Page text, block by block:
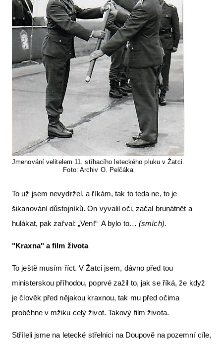
Jmenování velitelem 11. stíhacího leteckého pluku v Žatci.
Foto: Archiv O. Pelčáka
To už jsem nevydržel, a říkám, tak to teda ne, to je
šikanování důstojníků. On vyvalil oči, začal brunátnět a
hulákat, pak zařval: „Ven!“ A bylo to…(smích).
"Kraxna" a film života
To ještě musím říct. V Žatci jsem, dávno před tou
ministerskou příhodou, poprvé zažil to, jak se říká, že když
je člověk před nějakou kraxnou, tak mu před očima
proběhne v mžiku celý život. Takový film života.
Stříleli jsme na letecké střelnici na Doupově na pozemní cíle,